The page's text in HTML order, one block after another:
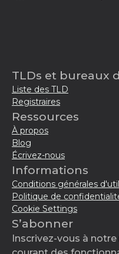
TLDs et bureaux
Liste des TLD
Registraires
Ressources
À propos
Blog
Écrivez-nous
Informations
Conditions générales
Politique de
Cookie Settings
S’abonner
Inscrivez-vous à